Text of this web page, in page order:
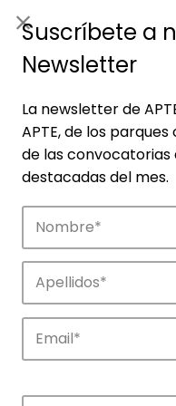
Descubre las
innovación en los
Suscríbete a
Newsletter
La newsletter de
APTE, de los
de las convocatorias
destacadas del mes.